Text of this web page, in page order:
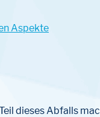
Aspekte
dieses Abfalls